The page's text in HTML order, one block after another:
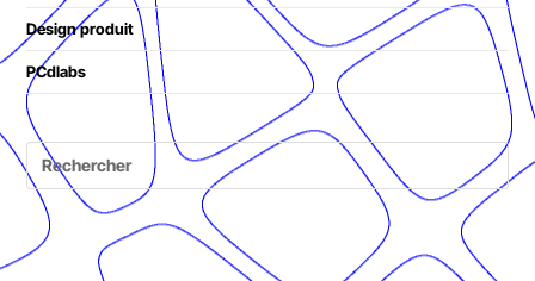
Design produit
PCdlabs